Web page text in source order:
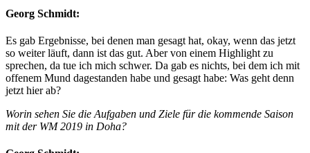
Georg Schmidt:
Es gab Ergebnisse, bei denen man gesagt hat, okay, wenn das jetzt
so weiter läuft, dann ist das gut. Aber von einem Highlight zu
sprechen, da tue ich mich schwer. Da gab es nichts, bei dem ich mit
offenem Mund dagestanden habe und gesagt habe: Was geht denn
jetzt hier ab?
Worin sehen Sie die Aufgaben und Ziele für die kommende Saison
mit der WM 2019 in Doha?